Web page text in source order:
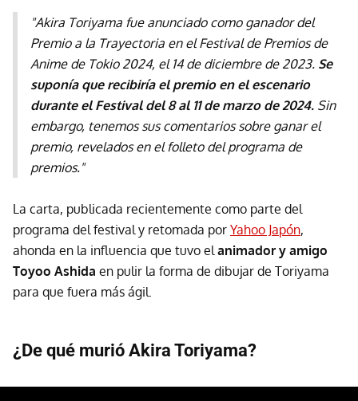
"Akira Toriyama fue anunciado como ganador del
Premio a la Trayectoria en el Festival de Premios de
Anime de Tokio 2024, el 14 de diciembre de 2023. Se
suponía que recibiría el premio en el escenario
durante el Festival del 8 al 11 de marzo de 2024. Sin
embargo, tenemos sus comentarios sobre ganar el
premio, revelados en el folleto del programa de
premios."
La carta, publicada recientemente como parte del
programa del festival y retomada por Yahoo Japón,
ahonda en la influencia que tuvo el animador y amigo
Toyoo Ashida en pulir la forma de dibujar de Toriyama
para que fuera más ágil.
¿De qué murió Akira Toriyama?